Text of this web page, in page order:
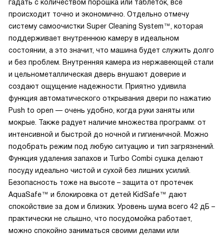
гадать с количеством порошка или таблеток, всё
происходит точно и экономично. Отдельно отмечу
систему самоочистки Super Cleaning System™, которая
поддерживает внутреннюю камеру в идеальном
состоянии, а это значит, что машина будет служить долго
и без проблем. Внутренняя камера из нержавеющей стали
и цельнометаллическая дверь внушают доверие и
создают ощущение надежности. Приятно удивила
функция автоматического открывания двери по нажатию
Push to open — очень удобно, когда руки заняты или
мокрые. Также радует наличие множества программ: от
интенсивной и быстрой до ночной и гигиеничной. Можно
подобрать режим под любую ситуацию и тип загрязнений.
Функция удаления запахов и Turbo Combi сушка делают
посуду идеально чистой и сухой без лишних усилий.
Безопасность тоже на высоте – защита от протечек
AquaSafe™ и блокировка от детей KidSafe™ дают
спокойствие за дом и близких. Уровень шума всего 42 дБ –
практически не слышно, что посудомойка работает,
можно спокойно заниматься своими делами или